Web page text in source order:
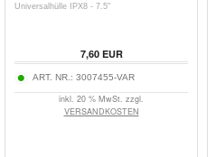
Universalhülle IPX8 - 7.5"
7,60EUR
ART. NR.: 3007455-VAR
inkl. 20 % MwSt. zzgl.
VERSANDKOSTEN